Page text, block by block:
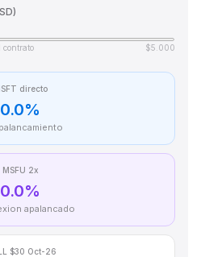
contrato $5.000
directo
0.0%
MSFU 2x
0.0%
apalancado
$30 Oct-26